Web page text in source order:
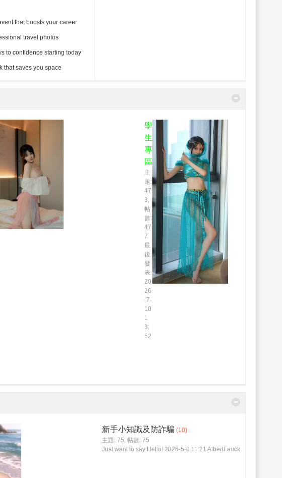
that boosts your career
travel photos
to confidence starting today
that saves you space
學
生
專
區
主
題:
47
3,
帖
數:
47
7
最
後
發
表:
20
26
-7-
10
1
3:
52
新手小知識及防詐騙 (10)
主題: 75, 帖數: 75
Just want to say Hello! 2026-5-8 11:21 AlbertFauck